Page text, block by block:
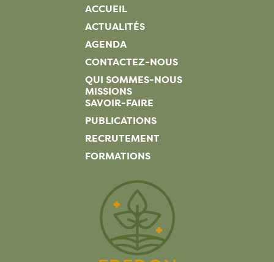
ACCUEIL
ACTUALITÉS
AGENDA
CONTACTEZ-NOUS
QUI SOMMES-NOUS
MISSIONS
SAVOIR-FAIRE
PUBLICATIONS
RECRUTEMENT
FORMATIONS